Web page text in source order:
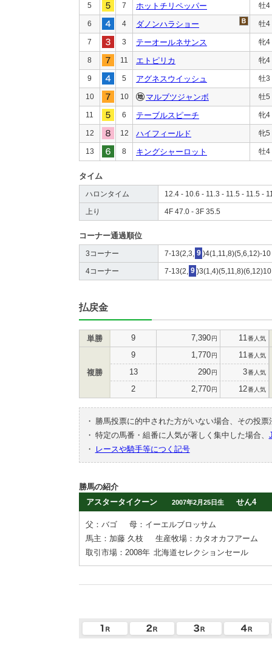
5 7 ホットチリペッパー 牡4
6 4 ダノンハラショー 牡4
7 3 テーオールネサンス 牝4
8 11 エトピリカ 牝4
9 5 アグネスウイッシュ 牡3
10 10 マルブツジャンボ 牡5
11 6 テーブルスピーチ 牝4
12 12 ハイフィールド 牝5
13 8 キングシャーロット 牡4
タイム
ハロンタイム 12.4 - 10.6 - 11.3 - 11.5 - 11.5 -
上り 4F 47.0 - 3F 35.5
コーナー通過順位
3コーナー 7-13(2,3, 9 )4(1,11,8)(5,6,12)-10
4コーナー 7-13(2, 9 )3(1,4)(5,11,8)(6,12)10
払戻金
単勝 9 7,390円 11 番人気
複勝
9 1,770円 11 番人気
13 290円 3番人気
2 2,770円 12番人気
・
勝馬投票に的中された方がいない場合、その投
・ 特定の馬番・組番に人気が著しく集中した場合、
・
レースや騎手等につく記号
勝馬の紹介
アスタータイクーン
2007年2月25日生 せん4
父：バゴ
母：イーエルブロッサム
馬主：加藤 久枝
生産牧場：カタオカフアーム
取引市場：2008年 北海道セレクションセール